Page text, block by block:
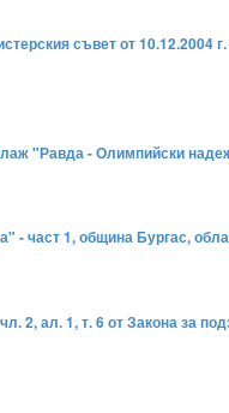
съвет от 10.12.2004
"Равда - Олимпийски
- част 1, община Бургас,
2, ал. 1, т. 6 от Закона за